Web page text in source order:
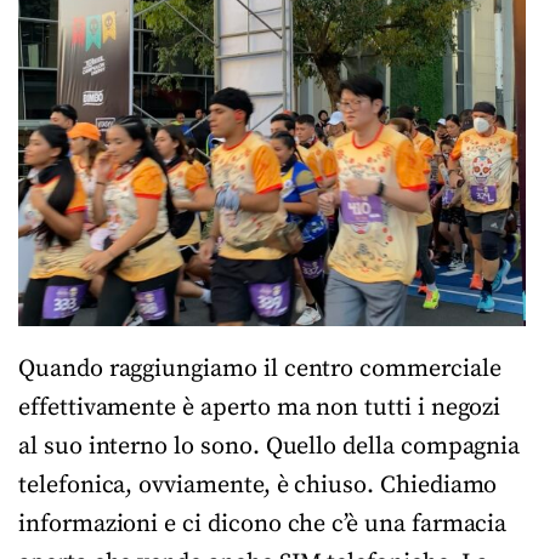
Quando raggiungiamo il centro commerciale
effettivamente è aperto ma non tutti i negozi
al suo interno lo sono. Quello della compagnia
telefonica, ovviamente, è chiuso. Chiediamo
informazioni e ci dicono che c’è una farmacia